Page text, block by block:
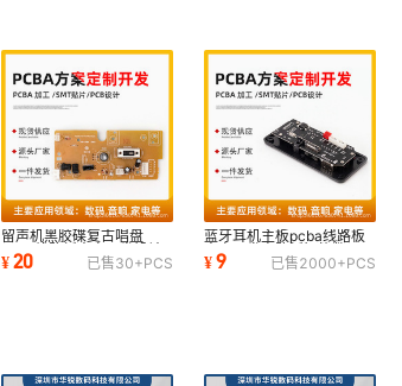
留声机黑胶碟复古唱盘
pcba线路板方案开发设计
控制板电路板厂家
¥20 已售30+PCS
蓝牙耳机主板pcba线路板
方案开发电路板智能数显
TWS充电贴片抄板
¥9 已售2000+PCS